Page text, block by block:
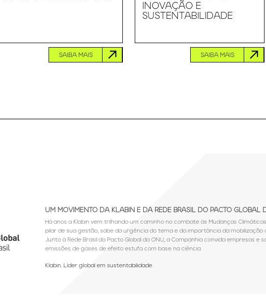
SAIBA MAIS
INOVAÇÃO E
SUSTENTABILIDADE
SAIBA MAIS
UM MOVIMENTO DA KLABIN E DA REDE BRASIL DO PACTO GLOBAL
Há anos a Klabin vem trilhando um caminho no combate às Mudanças
pilar de sua gestão, sabe da urgência do tema e da importância da
Junto à Rede Brasil do Pacto Global da ONU, a Companhia convida empresas e
emissões de gases de efeito estufa com base na ciência.
Klabin. Líder global em sustentabilidade.